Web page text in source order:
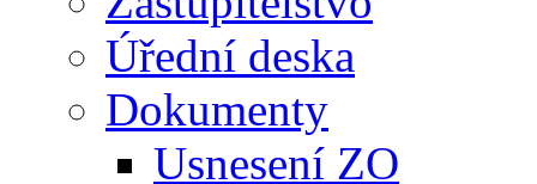
Úřední deska
Dokumenty
Usnesení ZO